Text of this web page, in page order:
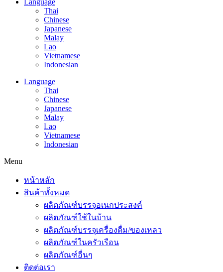
Thai
Chinese
Japanese
Malay
Lao
Vietnamese
Indonesian
Language
Thai
Chinese
Japanese
Malay
Lao
Vietnamese
Indonesian
Menu
หน้าหลัก
สินค้าทั้งหมด
ผลิตภัณฑ์บรรจุอเนกประสงค์
ผลิตภัณฑ์ใช้ในบ้าน
ผลิตภัณฑ์บรรจุเครื่องดื่ม/ของเหลว
ผลิตภัณฑ์ในครัวเรือน
ผลิตภัณฑ์อื่นๆ
ติดต่อเรา